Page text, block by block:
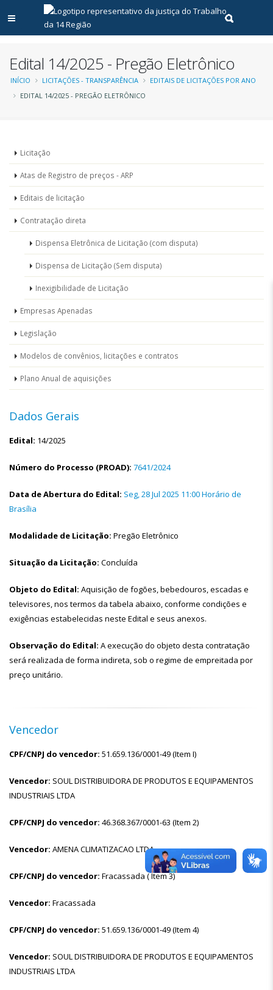
Abrir menu principal
Realizar
Edital 14/2025 - Pregão Eletrônico
Trilha
INÍCIO LICITAÇÕES - TRANSPARÊNCIA
EDITAIS DE LICITAÇÕES POR ANO
EDITAL 14/2025 - PREGÃO ELETRÔNICO
Menu
Licitações
Licitação
Atas de Registro de preços - ARP
Editais de licitação
Contratação direta
Dispensa Eletrônica de Licitação (com disputa)
Dispensa de Licitação (Sem disputa)
Inexigibilidade de Licitação
Empresas Apenadas
Legislação
Modelos de convênios, licitações e contratos
Plano Anual de aquisições
Dados Gerais
Edital: 14/2025
Número do Processo (PROAD): 7641/2024
Data de Abertura do Edital: Seg, 28 Jul 2025 11:00 Horário de
Brasília
Modalidade de Licitação: Pregão Eletrônico
Situação da Licitação: Concluída
Objeto do Edital: Aquisição de fogões, bebedouros, escadas e
televisores, nos termos da tabela abaixo, conforme condições e
exigências estabelecidas neste Edital e seus anexos.
Observação do Edital: A execução do objeto desta contratação
será realizada de forma indireta, sob o regime de empreitada por
preço unitário.
Vencedor
CPF/CNPJ do vencedor: 51.659.136/0001-49 (Item I)
Vencedor: SOUL DISTRIBUIDORA DE PRODUTOS E EQUIPAMENTOS
INDUSTRIAIS LTDA
CPF/CNPJ do vencedor: 46.368.367/0001-63 (Item 2)
Vencedor: AMENA CLIMATIZACAO LTDA
CPF/CNPJ do vencedor: Fracassada ( Item 3)
Vencedor: Fracassada
CPF/CNPJ do vencedor: 51.659.136/0001-49 (Item 4)
Vencedor: SOUL DISTRIBUIDORA DE PRODUTOS E EQUIPAMENTOS
INDUSTRIAIS LTDA